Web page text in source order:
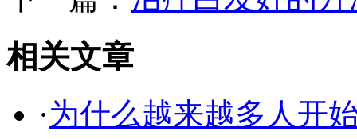
相关文章
·为什么越来越多人开